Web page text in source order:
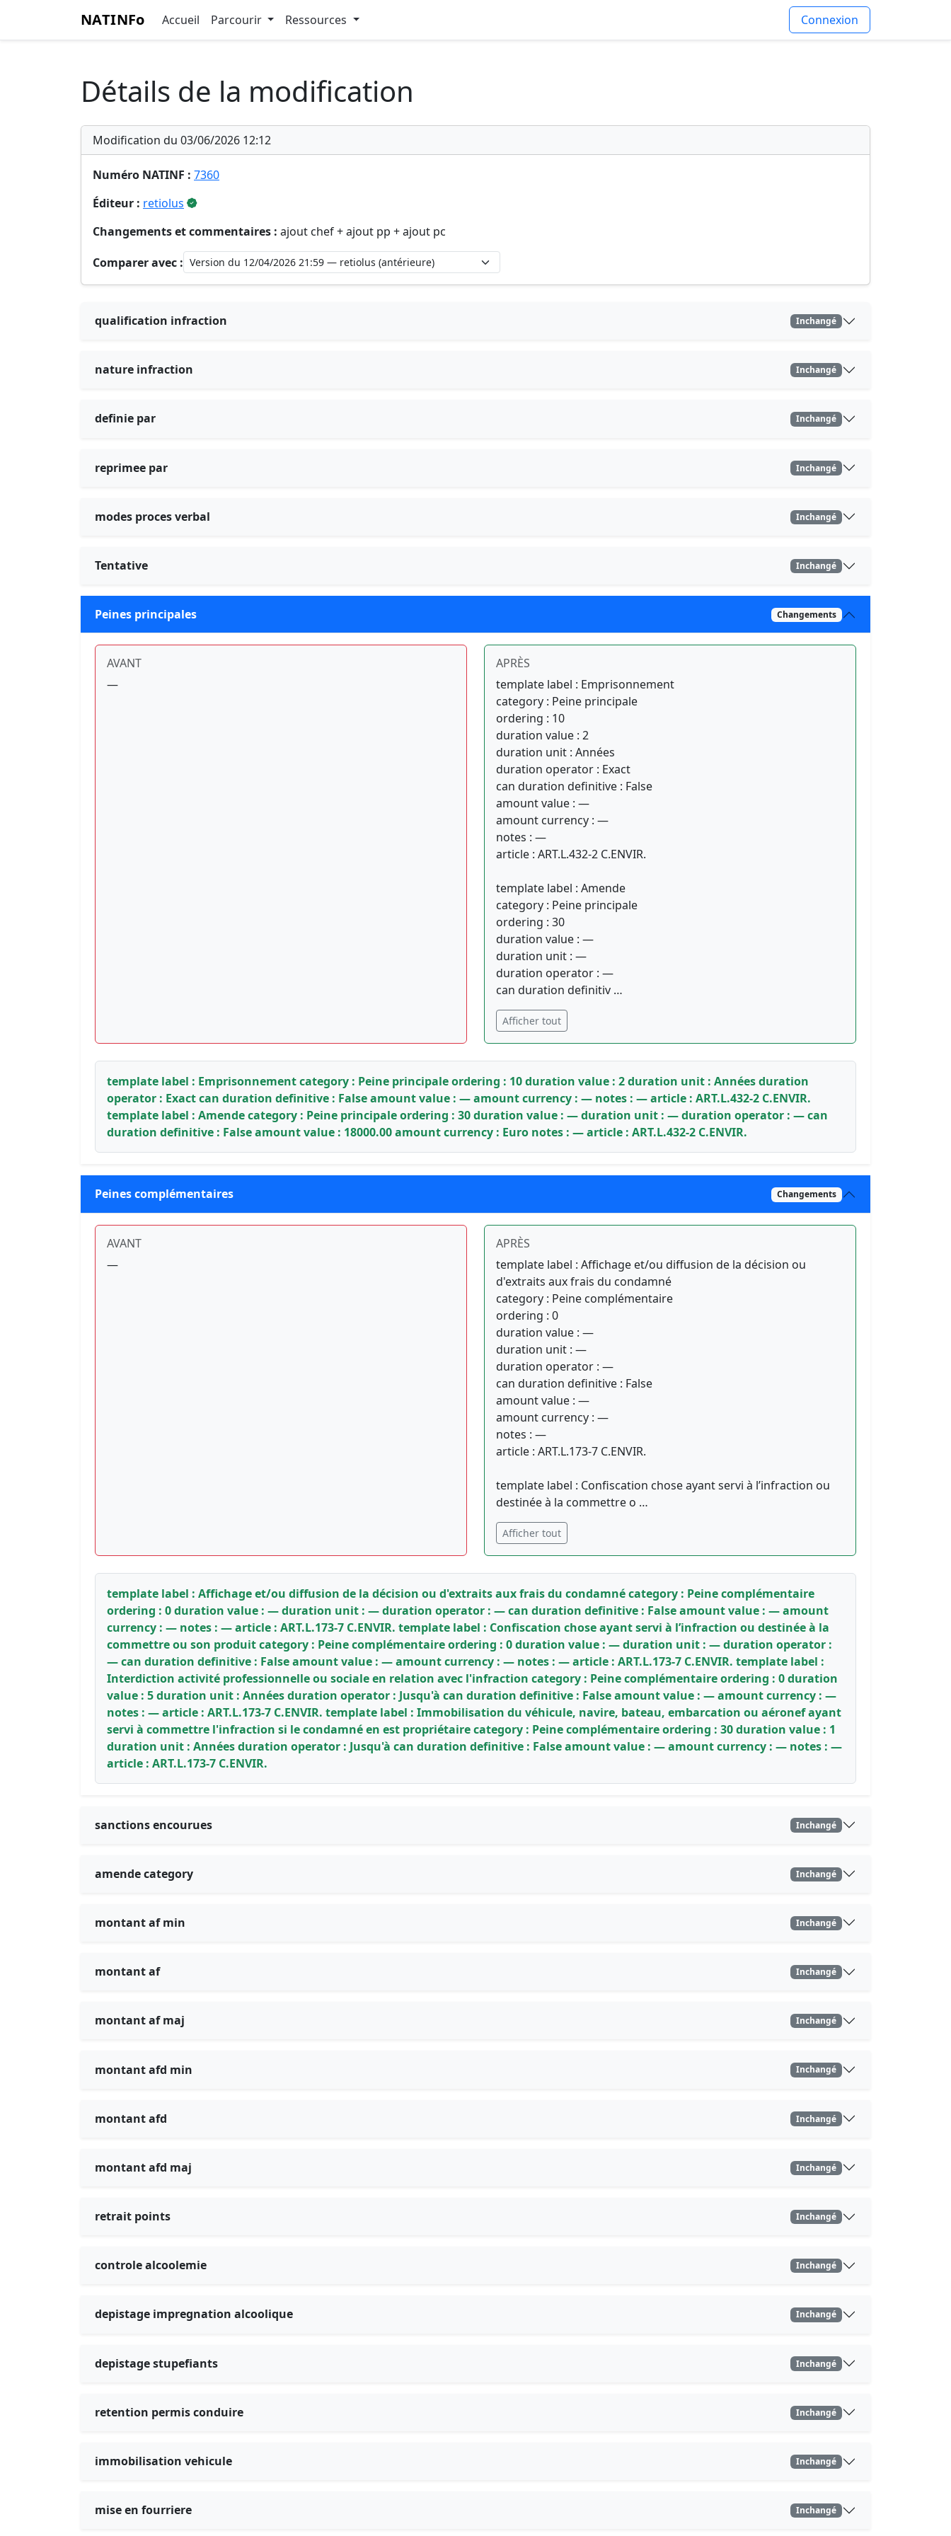
NATINFo Accueil Parcourir Ressources Connexion
Détails de la modification
Modification du 03/06/2026 12:12
Numéro NATINF : 7360
Éditeur : retiolus
Changements et commentaires : ajout chef + ajout pp + ajout pc
Comparer avec :
qualification infraction Inchangé
nature infraction Inchangé
definie par Inchangé
reprimee par Inchangé
modes proces verbal Inchangé
Tentative Inchangé
Peines principales Changements
AVANT
—
APRÈS
template label : Emprisonnement
category : Peine principale
ordering : 10
duration value : 2
duration unit : Années
duration operator : Exact
can duration definitive : False
amount value : —
amount currency : —
notes : —
article : ART.L.432-2 C.ENVIR.
template label : Amende
category : Peine principale
ordering : 30
duration value : —
duration unit : —
duration operator : —
can duration definitiv …
Afficher tout
template label : Emprisonnement category : Peine principale ordering : 10 duration value : 2 duration unit : Années duration
operator : Exact can duration definitive : False amount value : — amount currency : — notes : — article : ART.L.432-2 C.ENVIR.
template label : Amende category : Peine principale ordering : 30 duration value : — duration unit : — duration operator : — can
duration definitive : False amount value : 18000.00 amount currency : Euro notes : — article : ART.L.432-2 C.ENVIR.
Peines complémentaires Changements
AVANT
—
APRÈS
template label : Affichage et/ou diffusion de la décision ou
d'extraits aux frais du condamné
category : Peine complémentaire
ordering : 0
duration value : —
duration unit : —
duration operator : —
can duration definitive : False
amount value : —
amount currency : —
notes : —
article : ART.L.173-7 C.ENVIR.
template label : Confiscation chose ayant servi à l’infraction ou
destinée à la commettre o …
Afficher tout
template label : Affichage et/ou diffusion de la décision ou d'extraits aux frais du condamné category : Peine complémentaire
ordering : 0 duration value : — duration unit : — duration operator : — can duration definitive : False amount value : — amount
currency : — notes : — article : ART.L.173-7 C.ENVIR. template label : Confiscation chose ayant servi à l’infraction ou destinée à la
commettre ou son produit category : Peine complémentaire ordering : 0 duration value : — duration unit : — duration operator :
— can duration definitive : False amount value : — amount currency : — notes : — article : ART.L.173-7 C.ENVIR. template label :
Interdiction activité professionnelle ou sociale en relation avec l'infraction category : Peine complémentaire ordering : 0 duration
value : 5 duration unit : Années duration operator : Jusqu'à can duration definitive : False amount value : — amount currency : —
notes : — article : ART.L.173-7 C.ENVIR. template label : Immobilisation du véhicule, navire, bateau, embarcation ou aéronef ayant
servi à commettre l'infraction si le condamné en est propriétaire category : Peine complémentaire ordering : 30 duration value : 1
duration unit : Années duration operator : Jusqu'à can duration definitive : False amount value : — amount currency : — notes : —
article : ART.L.173-7 C.ENVIR.
sanctions encourues Inchangé
amende category Inchangé
montant af min Inchangé
montant af Inchangé
montant af maj Inchangé
montant afd min Inchangé
montant afd Inchangé
montant afd maj Inchangé
retrait points Inchangé
controle alcoolemie Inchangé
depistage impregnation alcoolique Inchangé
depistage stupefiants Inchangé
retention permis conduire Inchangé
immobilisation vehicule Inchangé
mise en fourriere Inchangé